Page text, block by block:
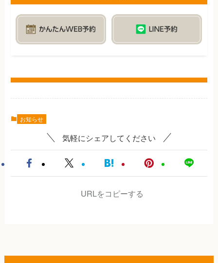
お知らせ
気軽にシェアしてください
URLをコピーする